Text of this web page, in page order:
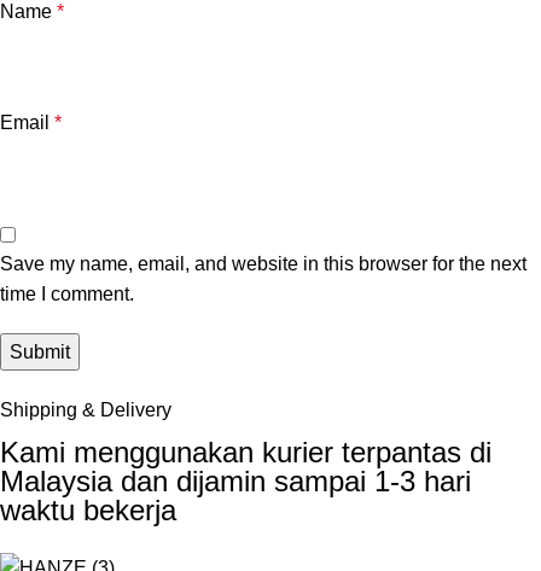
Name *
Email *
Save my name, email, and website in this browser for the next
time I comment.
Shipping & Delivery
Kami menggunakan kurier terpantas di
Malaysia dan dijamin sampai 1-3 hari
waktu bekerja